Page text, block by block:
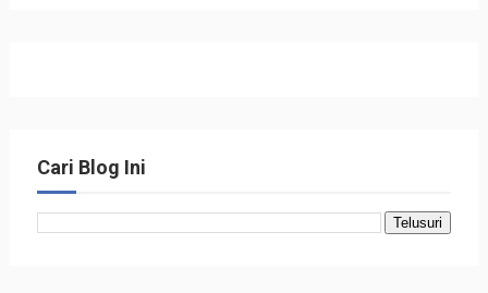
Cari Blog Ini